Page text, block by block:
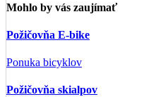
Mohlo by vás zaujímať
Požičovňa E-bike
Ponuka bicyklov
Požičovňa skialpov